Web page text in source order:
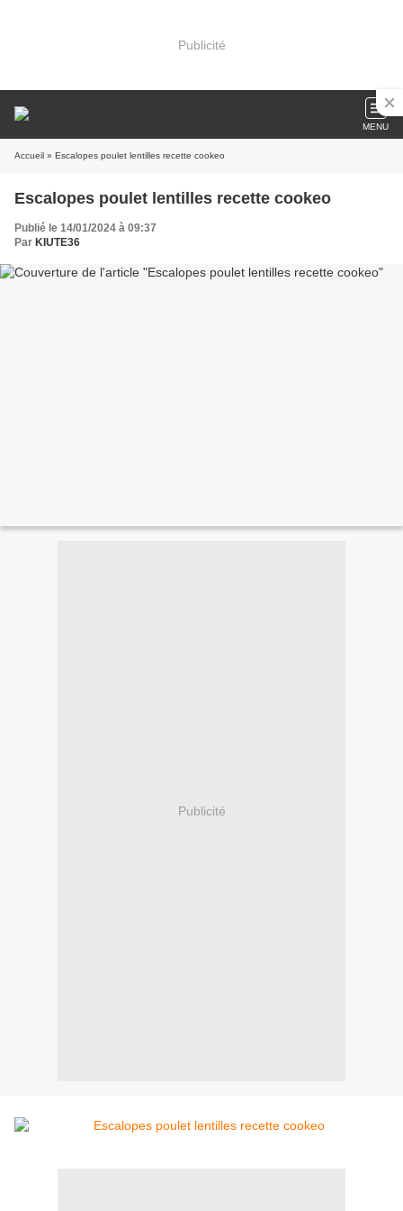
Publicité
MENU
Accueil » Escalopes poulet lentilles recette cookeo
Escalopes poulet lentilles recette cookeo
Publié le 14/01/2024 à 09:37
Par KIUTE36
Publicité